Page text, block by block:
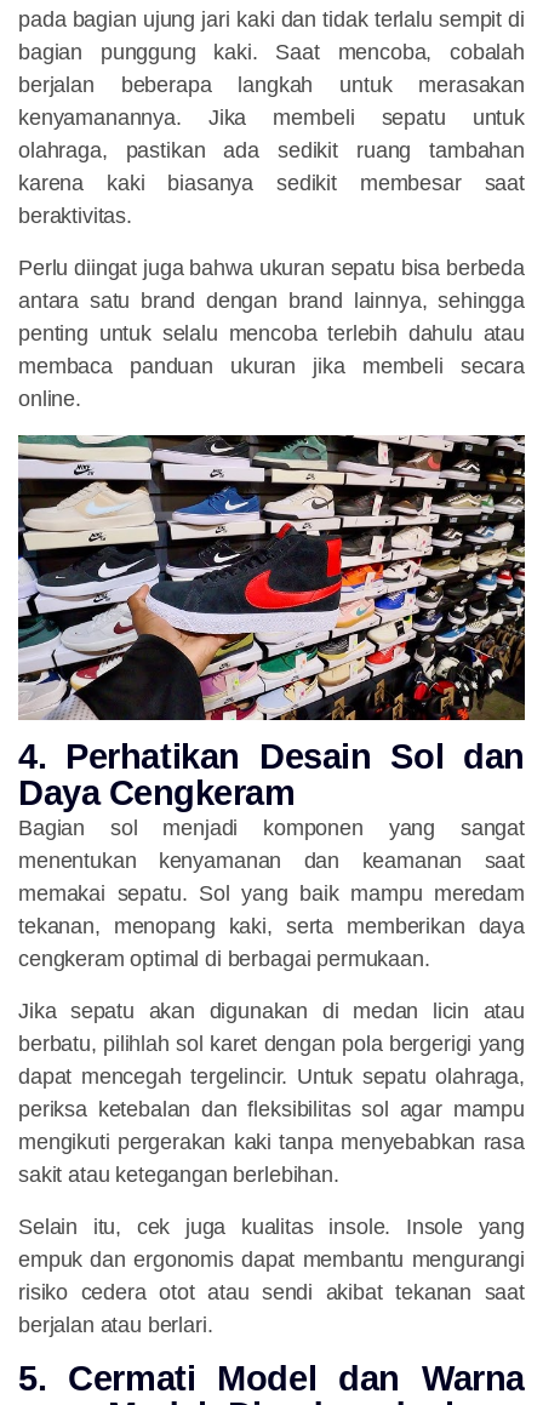
pada bagian ujung jari kaki dan tidak terlalu sempit di
bagian punggung kaki. Saat mencoba, cobalah
berjalan beberapa langkah untuk merasakan
kenyamanannya. Jika membeli sepatu untuk
olahraga, pastikan ada sedikit ruang tambahan
karena kaki biasanya sedikit membesar saat
beraktivitas.
Perlu diingat juga bahwa ukuran sepatu bisa berbeda
antara satu brand dengan brand lainnya, sehingga
penting untuk selalu mencoba terlebih dahulu atau
membaca panduan ukuran jika membeli secara
online.
4. Perhatikan Desain Sol dan
Daya Cengkeram
Bagian sol menjadi komponen yang sangat
menentukan kenyamanan dan keamanan saat
memakai sepatu. Sol yang baik mampu meredam
tekanan, menopang kaki, serta memberikan daya
cengkeram optimal di berbagai permukaan.
Jika sepatu akan digunakan di medan licin atau
berbatu, pilihlah sol karet dengan pola bergerigi yang
dapat mencegah tergelincir. Untuk sepatu olahraga,
periksa ketebalan dan fleksibilitas sol agar mampu
mengikuti pergerakan kaki tanpa menyebabkan rasa
sakit atau ketegangan berlebihan.
Selain itu, cek juga kualitas insole. Insole yang
empuk dan ergonomis dapat membantu mengurangi
risiko cedera otot atau sendi akibat tekanan saat
berjalan atau berlari.
5. Cermati Model dan Warna